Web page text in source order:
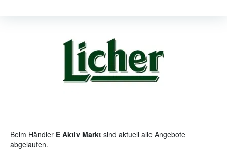
Beim Händler E Aktiv Markt sind aktuell alle Angebote
abgelaufen.